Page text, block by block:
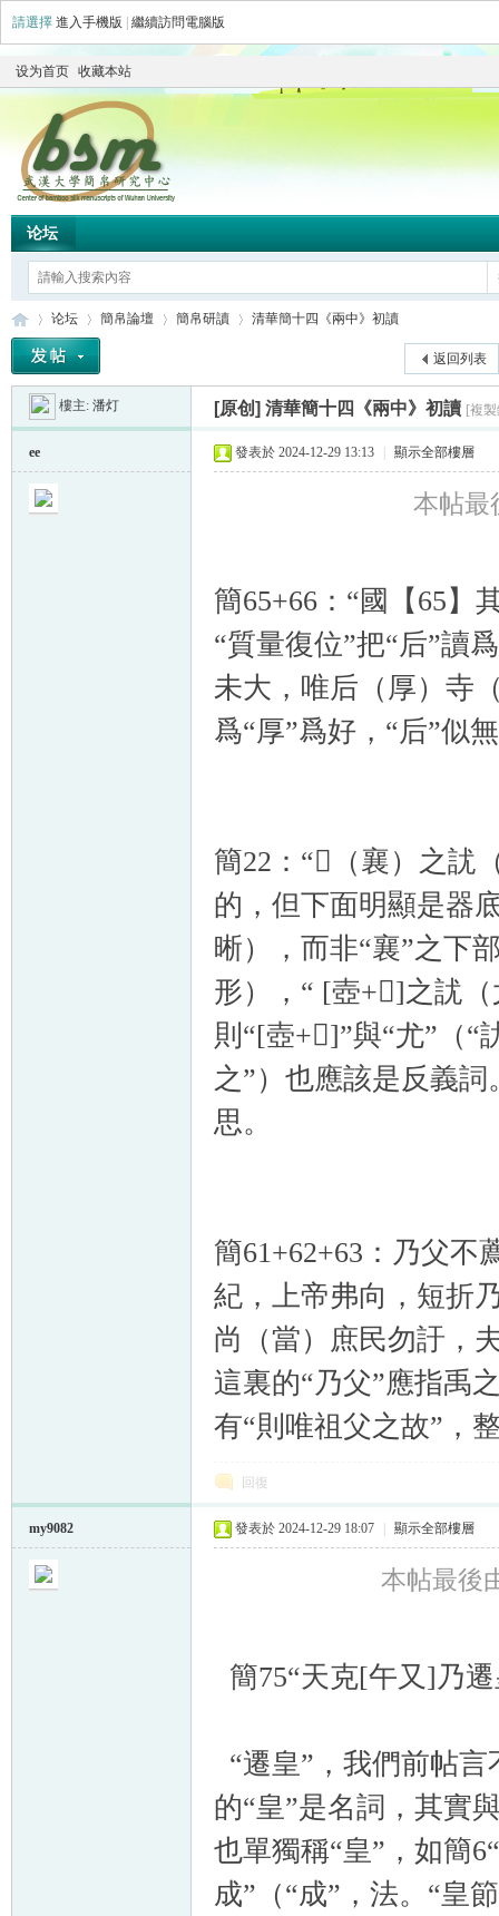
請選擇 進入手機版 繼續訪問電腦版
设为首页 收藏本站
论坛
»
论坛
›
簡帛論壇 簡帛研讀
›
清華簡十四《兩中》初讀
返回列表
樓主: 潘灯 [原创] 清華簡十四《兩中》初讀 [複
ee 發表於 2024-12-29 13:13 顯示全部樓層
本帖最
簡65+66：“國【65】
“質量復位”把“后”讀
未大，唯后（厚）寺
爲“厚”爲好，“后”似
簡22：“𤕦（襄）之訧
的，但下面明顯是器
晰），而非“襄”之下
形），“ [壺+𠬞]之訧
則“[壺+𠬞]”與“尤”（
之”）也應該是反義詞
思。
簡61+62+63：乃父不
紀，上帝弗向，短折
尚（當）庶民勿訏，
這裏的“乃父”應指禹
有“則唯祖父之故”，
回復
my9082 發表於 2024-12-29 18:07 顯示全部樓層
本帖最後
簡75“天克[午又]乃
“遷皇”，我們前帖
的“皇”是名詞，其實
也單獨稱“皇”，如簡
成”（“成”，法。“皇